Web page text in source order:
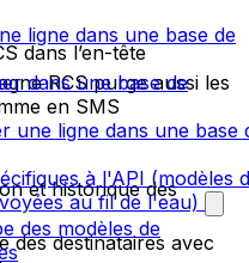
ligne dans une base de
dans une base de
une ligne dans une base
à l'API (modèles
au fil de l'eau)
des modèles de
dans l’en-tête
RCS purge aussi les
en SMS
et historique des
des destinataires avec